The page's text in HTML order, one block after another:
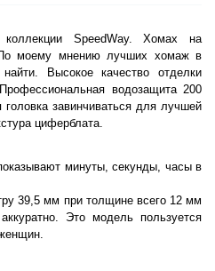
SpeedWay. Хомах на
моему мнению лучших хомаж в
Высокое качество отделки
водозащита 200
завинчиваться для лучшей
циферблата.
минуты, секунды, часы в
39,5 мм при толщине всего 12 мм
Это модель пользуется